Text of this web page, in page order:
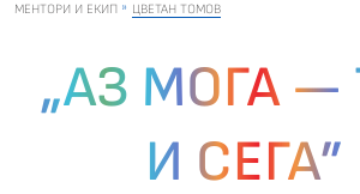
МЕНТОРИ И ЕКИП
ЦВЕТАН ТОМОВ
„АЗ МОГА —
И СЕГА”